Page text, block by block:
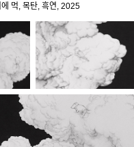
먹, 목탄, 흑연, 2025